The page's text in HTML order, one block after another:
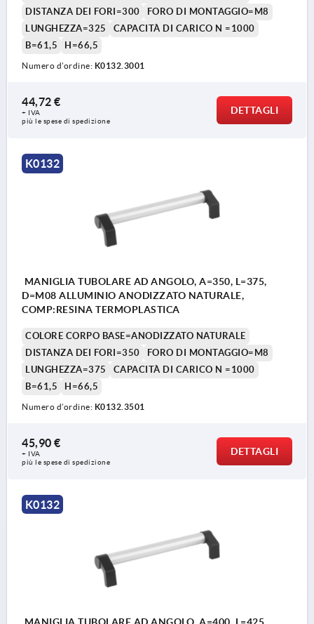
DISTANZA DEI FORI=300
FORO DI MONTAGGIO=M8
LUNGHEZZA=325
CAPACITÀ DI CARICO N =1000
B=61,5
H=66,5
Numero d’ordine: K0132.3001
44,72 €
+ IVA
più le spese di spedizione
DETTAGLI
K0132
MANIGLIA TUBOLARE AD ANGOLO, A=350, L=375,
D=M08 ALLUMINIO ANODIZZATO NATURALE,
COMP:RESINA TERMOPLASTICA
COLORE CORPO BASE=ANODIZZATO NATURALE
DISTANZA DEI FORI=350
FORO DI MONTAGGIO=M8
LUNGHEZZA=375
CAPACITÀ DI CARICO N =1000
B=61,5
H=66,5
Numero d’ordine: K0132.3501
45,90 €
+ IVA
più le spese di spedizione
DETTAGLI
K0132
MANIGLIA TUBOLARE AD ANGOLO, A=400, L=425,